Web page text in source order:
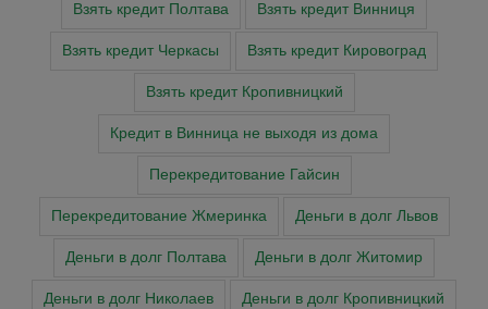
Взять кредит Полтава Взять кредит Винниця
Взять кредит Черкасы Взять кредит Кировоград
Взять кредит Кропивницкий
Кредит в Винница не выходя из дома
Перекредитование Гайсин
Перекредитование Жмеринка Деньги в долг Львов
Деньги в долг Полтава Деньги в долг Житомир
Деньги в долг Николаев Деньги в долг Кропивницкий